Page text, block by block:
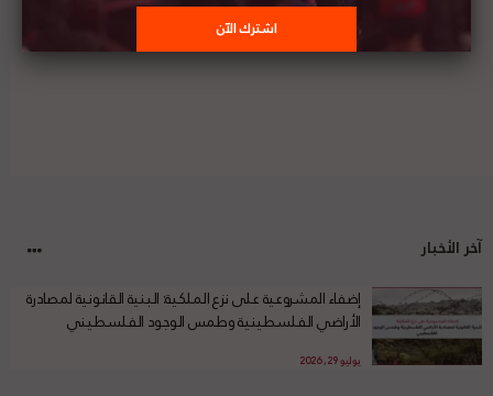
آخر الأخبار
إضفاء المشروعية على نزع الملكية: البنية القانونية لمصادرة
الأراضي الفلسطينية وطمس الوجود الفلسطيني
يوليو 29, 2026